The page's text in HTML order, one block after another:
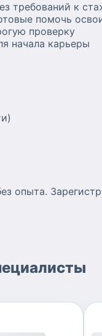
требований к
помочь
проверку
начала карьеры
опыта.